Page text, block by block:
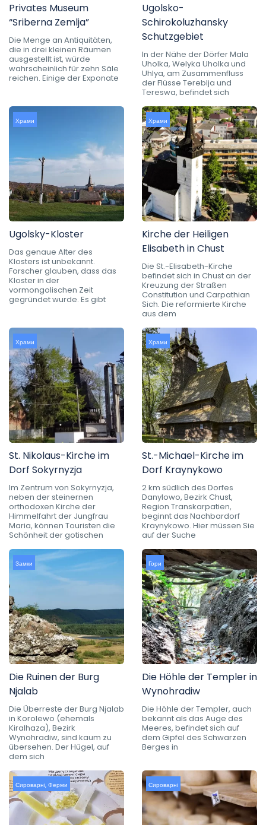
Privates Museum
“Sriberna Zemlja”
Die Menge an Antiquitäten,
die in drei kleinen Räumen
ausgestellt ist, würde
wahrscheinlich für zehn Säle
reichen. Einige der Exponate
Ugolsko-
Schirokoluzhansky
Schutzgebiet
In der Nähe der Dörfer Mala
Uholka, Welyka Uholka und
Uhlya, am Zusammenfluss
der Flüsse Tereblja und
Tereswa, befindet sich
Храми
Ugolsky-Kloster
Das genaue Alter des
Klosters ist unbekannt.
Forscher glauben, dass das
Kloster in der
vormongolischen Zeit
gegründet wurde. Es gibt
Храми
Kirche der Heiligen
Elisabeth in Chust
Die St.-Elisabeth-Kirche
befindet sich in Chust an der
Kreuzung der Straßen
Constitution und Carpathian
Sich. Die reformierte Kirche
aus dem
Храми
St. Nikolaus-Kirche im
Dorf Sokyrnyzja
Im Zentrum von Sokyrnyzja,
neben der steinernen
orthodoxen Kirche der
Himmelfahrt der Jungfrau
Maria, können Touristen die
Schönheit der gotischen
Храми
St.-Michael-Kirche im
Dorf Kraynykowo
2 km südlich des Dorfes
Danylowo, Bezirk Chust,
Region Transkarpatien,
beginnt das Nachbardorf
Kraynykowo. Hier müssen Sie
auf der Suche
Замки
Die Ruinen der Burg
Njalab
Die Überreste der Burg Njalab
in Korolewo (ehemals
Kiralhaza), Bezirk
Wynohradiw, sind kaum zu
übersehen. Der Hügel, auf
dem sich
Гори
Die Höhle der Templer in
Wynohradiw
Die Höhle der Templer, auch
bekannt als das Auge des
Meeres, befindet sich auf
dem Gipfel des Schwarzen
Berges in
Сироварні, Ферми Сироварні